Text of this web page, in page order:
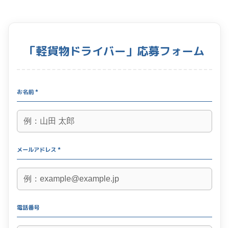
「軽貨物ドライバー」応募フォーム
お名前 *
メールアドレス *
電話番号